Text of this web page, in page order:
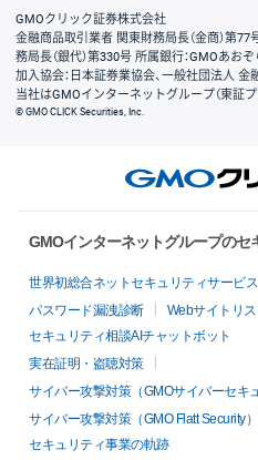
GMOクリック証券株式会社
金融商品取引業者 関東財務局長（金商）第
務局長（銀代）第330号 所属銀行：GMOあお
加入協会：日本証券業協会、一般社団法人
当社はGMOインターネットグループ（東証
© GMO CLICK Securities, Inc.
GMOインターネットグループのセ
世界初総合ネットセキュリティサービ
パスワード漏洩診断
Webサイトリ
セキュリティ相談AIチャットボット
実在証明・盗聴対策
サイバー攻撃対策（GMOサイバーセキ
サイバー攻撃対策（GMO Flatt Security）
セキュリティ事業の軌跡